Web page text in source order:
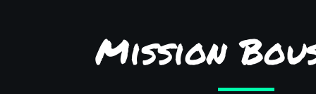
Mission